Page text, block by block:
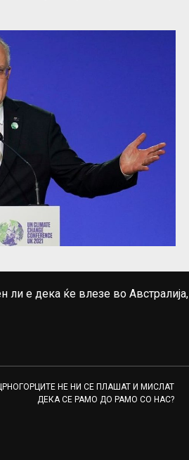
ли е дека ќе влезе во Австралија,
НЕ НИ СЕ ПЛАШАТ И МИСЛАТ
ДЕКА СЕ РАМО ДО РАМО СО НАС?